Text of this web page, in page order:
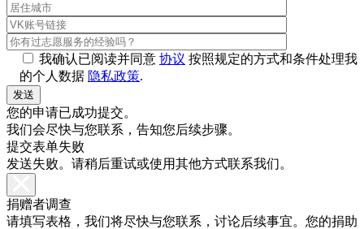
我确认已阅读并同意 协议 按照规定的方式和条件处理我
的个人数据 隐私政策.
您的申请已成功提交。
我们会尽快与您联系，告知您后续步骤。
提交表单失败
发送失败。请稍后重试或使用其他方式联系我们。
捐赠者调查
请填写表格，我们将尽快与您联系，讨论后续事宜。您的捐助